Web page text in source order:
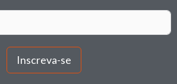
Inscreva-se